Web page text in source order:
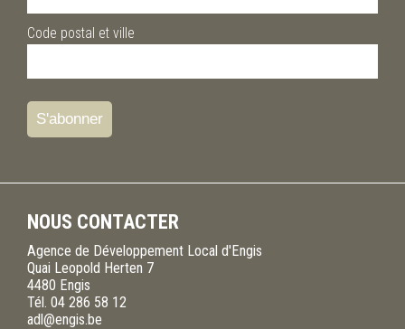
Code postal et ville
NOUS CONTACTER
Agence de Développement Local d'Engis
Quai Leopold Herten 7
4480 Engis
Tél. 04 286 58 12
adl@engis.be